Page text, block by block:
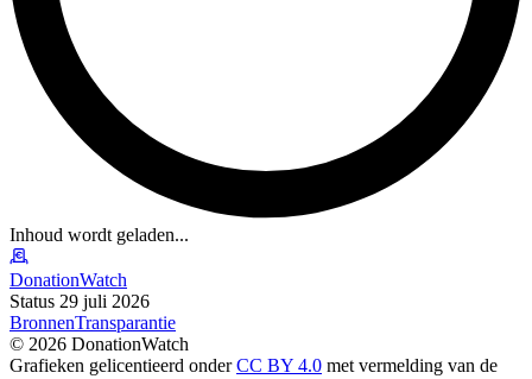
Inhoud wordt geladen...
DonationWatch
Status 29 juli 2026
BronnenTransparantie
© 2026 DonationWatch
Grafieken gelicentieerd onderCC BY 4.0 met vermelding van de